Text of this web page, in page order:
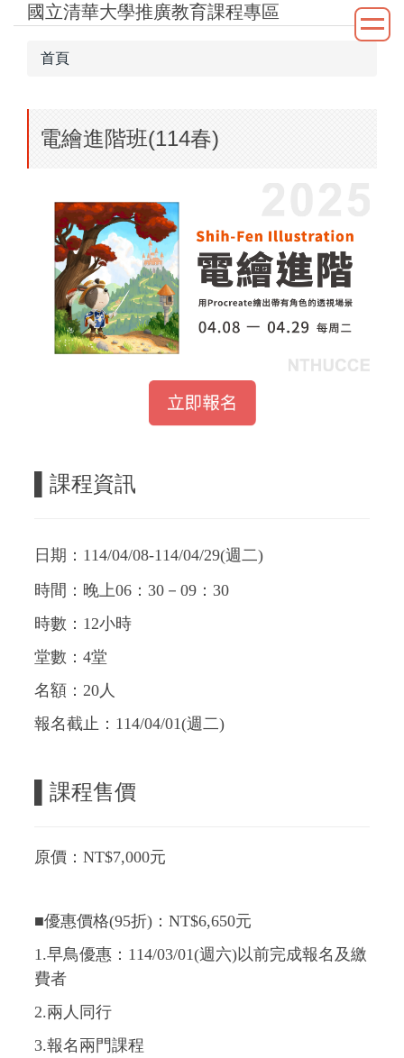
國立清華大學推廣教育課程專區
首頁
電繪進階班(114春)
▌課程資訊
日期：114/04/08-114/04/29(週二)
時間：晚上06：30－09：30
時數：12小時
堂數：4堂
名額：20人
報名截止：114/04/01(週二)
▌課程售價
原價：NT$7,000元
■優惠價格(95折)：NT$6,650元
1.早鳥優惠：114/03/01(週六)以前完成報名及繳
費者
2.兩人同行
3.報名兩門課程